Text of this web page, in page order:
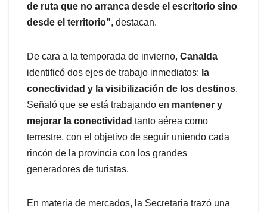
de ruta que no arranca desde el escritorio sino
desde el territorio”, destacan.
De cara a la temporada de invierno, Canalda
identificó dos ejes de trabajo inmediatos: la
conectividad y la visibilización de los destinos.
Señaló que se está trabajando en mantener y
mejorar la conectividad tanto aérea como
terrestre, con el objetivo de seguir uniendo cada
rincón de la provincia con los grandes
generadores de turistas.
En materia de mercados, la Secretaria trazó una